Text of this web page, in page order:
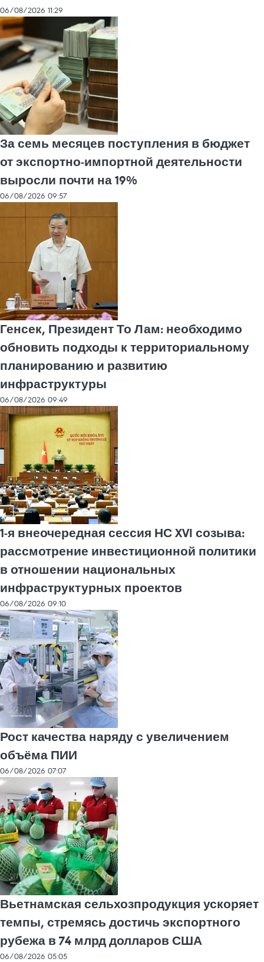
06/08/2026 11:29
За семь месяцев поступления в бюджет
от экспортно-импортной деятельности
выросли почти на 19%
06/08/2026 09:57
Генсек, Президент То Лам: необходимо
обновить подходы к территориальному
планированию и развитию
инфраструктуры
06/08/2026 09:49
1-я внеочередная сессия НС XVI созыва:
рассмотрение инвестиционной политики
в отношении национальных
инфраструктурных проектов
06/08/2026 09:10
Рост качества наряду с увеличением
объёма ПИИ
06/08/2026 07:07
Вьетнамская сельхозпродукция ускоряет
темпы, стремясь достичь экспортного
рубежа в 74 млрд долларов США
06/08/2026 05:05